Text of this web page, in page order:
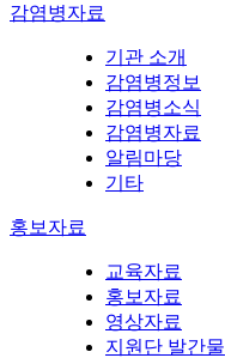
감염병자료
기관 소개
감염병정보
감염병소식
감염병자료
알림마당
기타
홍보자료
교육자료
홍보자료
영상자료
지원단 발간물